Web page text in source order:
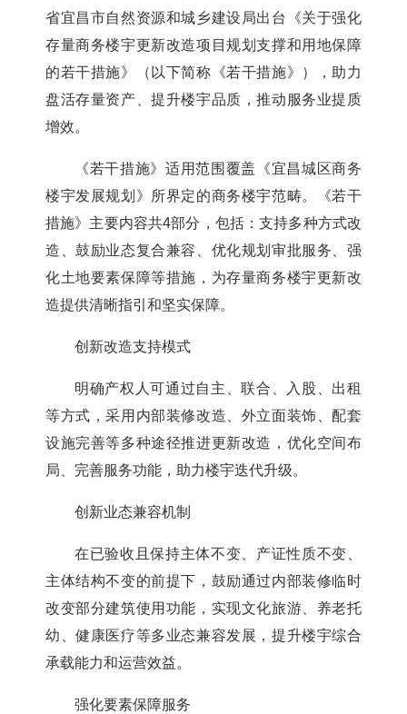
省宜昌市自然资源和城乡建设局出台《关于强化
存量商务楼宇更新改造项目规划支撑和用地保障
的若干措施》（以下简称《若干措施》），助力
盘活存量资产、提升楼宇品质，推动服务业提质
增效。
《若干措施》适用范围覆盖《宜昌城区商务
楼宇发展规划》所界定的商务楼宇范畴。《若干
措施》主要内容共4部分，包括：支持多种方式改
造、鼓励业态复合兼容、优化规划审批服务、强
化土地要素保障等措施，为存量商务楼宇更新改
造提供清晰指引和坚实保障。
创新改造支持模式
明确产权人可通过自主、联合、入股、出租
等方式，采用内部装修改造、外立面装饰、配套
设施完善等多种途径推进更新改造，优化空间布
局、完善服务功能，助力楼宇迭代升级。
创新业态兼容机制
在已验收且保持主体不变、产证性质不变、
主体结构不变的前提下，鼓励通过内部装修临时
改变部分建筑使用功能，实现文化旅游、养老托
幼、健康医疗等多业态兼容发展，提升楼宇综合
承载能力和运营效益。
强化要素保障服务